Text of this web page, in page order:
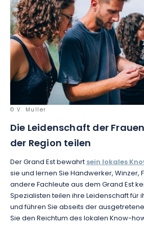
© V. Muller
Die Leidenschaft der
der Region teilen
Der Grand Est bewahrtsein lokales
sie und lernen Sie Handwerker, Winzer,
andere Fachleute aus dem Grand Est
Spezialisten teilen ihre Leidenschaft für
und führen Sie abseits der
Sie den Reichtum des lokalen Know-